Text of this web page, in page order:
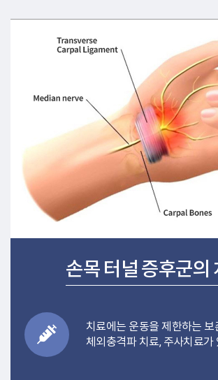
손목 터널 증후군의
치료에는 운동을 제한하는 보
체외충격파 치료, 주사치료가